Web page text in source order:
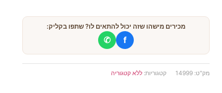
מכירים מישהו שזה יכול להתאים לו? שתפו בקליק:
f
✆
מק"ט: 14999 קטגוריות: ללא קטגוריה